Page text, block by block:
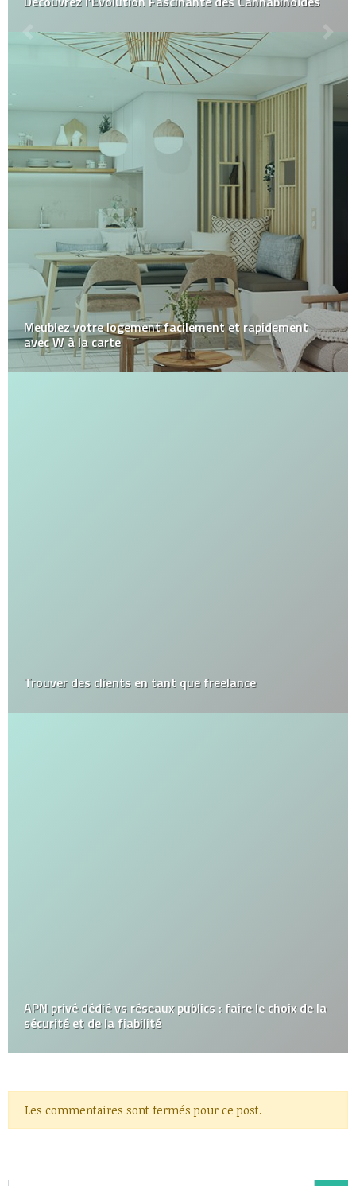
Meublez votre logement facilement et rapidement
avec W à la carte
Trouver des clients en tant que freelance
APN privé dédié vs réseaux publics : faire le choix de la
sécurité et de la fiabilité
Les commentaires sont fermés pour ce post.